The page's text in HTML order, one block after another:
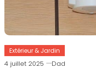
Extérieur & Jardin
4 juillet 2025 Dad